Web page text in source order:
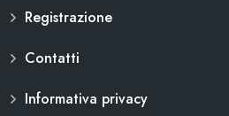
Registrazione
Contatti
Informativa privacy